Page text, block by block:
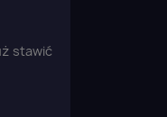
stawić